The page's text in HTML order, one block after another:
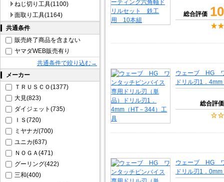
ねじ切り工具(1100)
面取り工具(1164)
共通条件
販売終了商品を含まない
ヤマダWEB販売有り
共通条件で絞り込む→
メーカー
ＴＲＵＳＣＯ(1377)
大見(823)
ダイジェット(735)
ＩＳ(720)
ミヤナガ(700)
ユニカ(637)
ＮＯＧＡ(471)
グーリング(422)
三和(400)
総合評価
ウェーブ HG ワ
ドリル刃1．
総合評価
ウェーブ HG ワ
ドリル刃1．